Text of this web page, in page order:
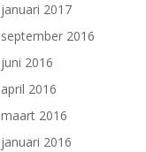
januari 2017
september 2016
juni 2016
april 2016
maart 2016
januari 2016